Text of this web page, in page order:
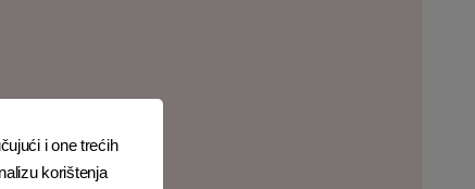
i one trećih
korištenja